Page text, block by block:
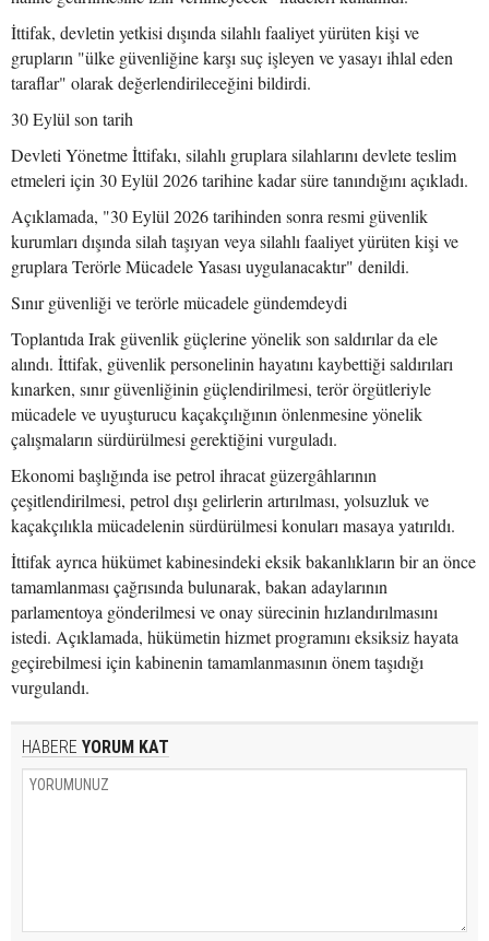
İttifak, devletin yetkisi dışında silahlı faaliyet yürüten kişi ve
grupların "ülke güvenliğine karşı suç işleyen ve yasayı ihlal eden
taraflar" olarak değerlendirileceğini bildirdi.
30 Eylül son tarih
Devleti Yönetme İttifakı, silahlı gruplara silahlarını devlete teslim
etmeleri için 30 Eylül 2026 tarihine kadar süre tanındığını açıkladı.
Açıklamada, "30 Eylül 2026 tarihinden sonra resmi güvenlik
kurumları dışında silah taşıyan veya silahlı faaliyet yürüten kişi ve
gruplara Terörle Mücadele Yasası uygulanacaktır" denildi.
Sınır güvenliği ve terörle mücadele gündemdeydi
Toplantıda Irak güvenlik güçlerine yönelik son saldırılar da ele
alındı. İttifak, güvenlik personelinin hayatını kaybettiği saldırıları
kınarken, sınır güvenliğinin güçlendirilmesi, terör örgütleriyle
mücadele ve uyuşturucu kaçakçılığının önlenmesine yönelik
çalışmaların sürdürülmesi gerektiğini vurguladı.
Ekonomi başlığında ise petrol ihracat güzergâhlarının
çeşitlendirilmesi, petrol dışı gelirlerin artırılması, yolsuzluk ve
kaçakçılıkla mücadelenin sürdürülmesi konuları masaya yatırıldı.
İttifak ayrıca hükümet kabinesindeki eksik bakanlıkların bir an önce
tamamlanması çağrısında bulunarak, bakan adaylarının
parlamentoya gönderilmesi ve onay sürecinin hızlandırılmasını
istedi. Açıklamada, hükümetin hizmet programını eksiksiz hayata
geçirebilmesi için kabinenin tamamlanmasının önem taşıdığı
vurgulandı.
HABERE YORUM KAT